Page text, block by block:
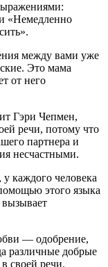
«Немедленно
между вами уже
Это мама
от него
Гэри Чепмен,
речи, потому что
партнера и
несчастными.
каждого человека
этого языка
вызывает
— одобрение,
различные добрые
своей речи.